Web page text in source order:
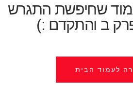
שחיפשת התגרש
ב והתקדם :)
לעמוד הבית